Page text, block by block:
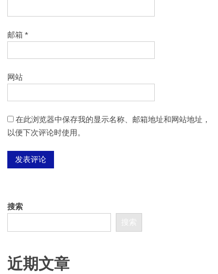
邮箱 *
网站
在此浏览器中保存我的显示名称、邮箱地址和网站地址，
以便下次评论时使用。
搜索
搜索
近期文章